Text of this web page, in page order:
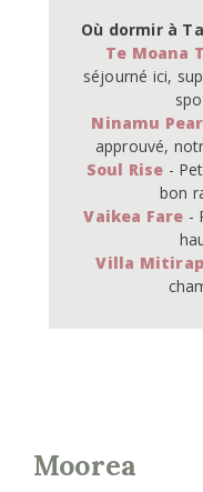
Où dormir à
Te Moana
séjourné ici,
Ninamu
Soul Rise -
Vaikea Fare -
Villa
Moorea